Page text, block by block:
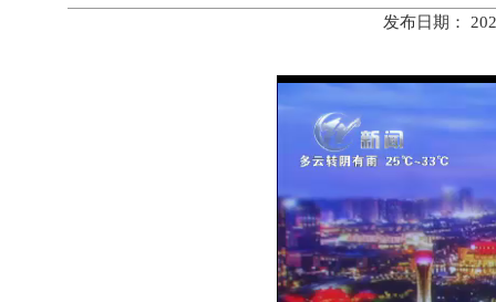
发布日期：